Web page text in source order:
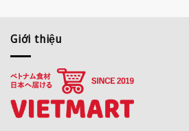
Giới thiệu